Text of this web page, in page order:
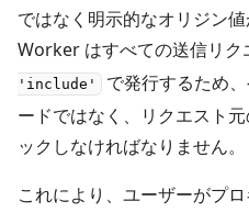
ではなく明示的なオリジン
Worker はすべての送信リク
'include'
で発行するため
ードではなく、リクエスト
ックしなければなりません。
これにより、ユーザーがプ